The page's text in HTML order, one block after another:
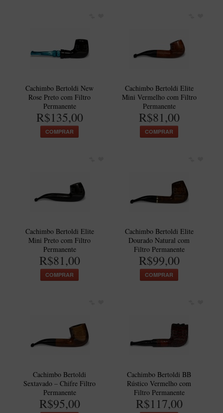
Cachimbo Bertoldi New
Rose Preto com Filtro
Permanente
R$135,00
COMPRAR
Cachimbo Bertoldi Elite
Mini Vermelho com Filtro
Permanente
R$81,00
COMPRAR
Cachimbo Bertoldi Elite
Mini Preto com Filtro
Permanente
R$81,00
COMPRAR
Cachimbo Bertoldi Elite
Dourado Natural com
Filtro Permanente
R$99,00
COMPRAR
Cachimbo Bertoldi
Sextavado – Chifre Filtro
Permanente
R$95,00
Cachimbo Bertoldi BB
Rústico Vermelho com
Filtro Permanente
R$117,00